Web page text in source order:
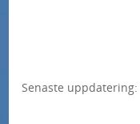
Ny strålteknik
Senaste uppdatering: